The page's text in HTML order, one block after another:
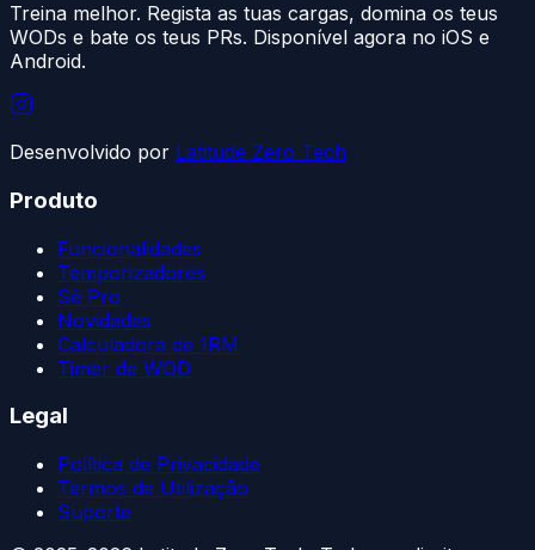
Treina melhor. Regista as tuas cargas, domina os teus
WODs e bate os teus PRs. Disponível agora no iOS e
Android.
Desenvolvido por Latitude Zero Tech
Produto
Funcionalidades
Temporizadores
Sê Pro
Novidades
Calculadora de 1RM
Timer de WOD
Legal
Política de Privacidade
Termos de Utilização
Suporte